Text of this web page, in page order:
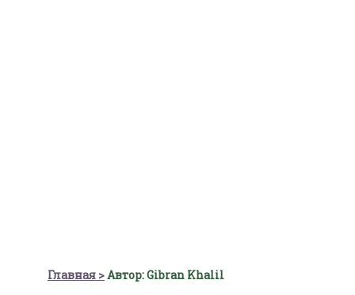
Главная Автор: Gibran Khalil